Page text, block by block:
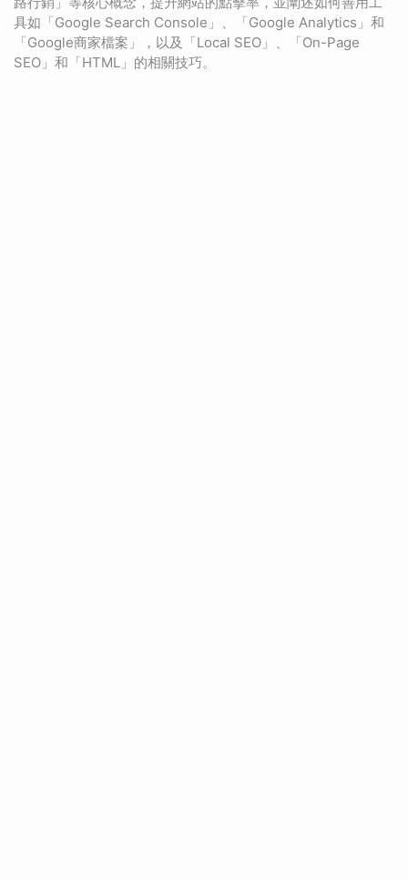
具如「Google Search Console」、「Google Analytics」和
「Google商家檔案」，以及「Local SEO」、「On-Page
SEO」和「HTML」的相關技巧。